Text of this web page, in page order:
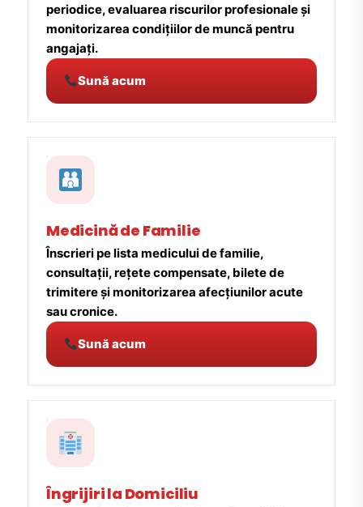
periodice, evaluarea riscurilor profesionale și
monitorizarea condițiilor de muncă pentru
angajați.
Sună acum
Medicină de Familie
Înscrieri pe lista medicului de familie,
consultații, rețete compensate, bilete de
trimitere și monitorizarea afecțiunilor acute
sau cronice.
Sună acum
Îngrijiri la Domiciliu